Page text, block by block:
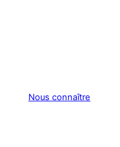
Nous connaître